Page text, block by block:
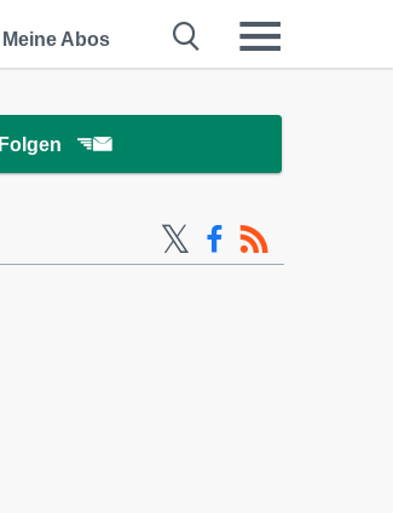
Meine Abos
Folgen